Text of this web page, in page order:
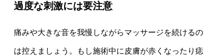
過度な刺激には要注意
痛みや大きな音を我慢しながらマッサージを続けるの
は控えましょう。もし施術中に皮膚が赤くなったり痣